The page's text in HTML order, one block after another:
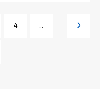
Pagina
4 ... Pagina